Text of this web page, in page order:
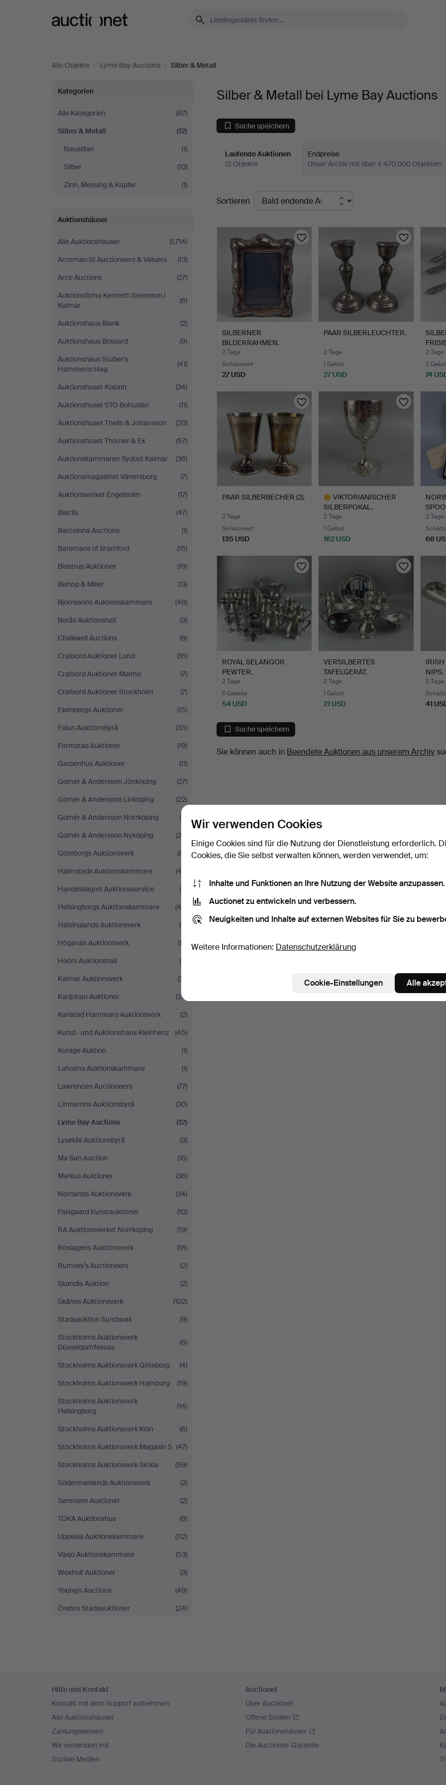
Alle Objekte / Lyme Bay Auctions / Silber & Metall
Silber
&
Metall
bei
Lyme
Bay
Auctions
Kategorien
Alle Kategorien
(87)
Silber & Metall
(12)
Neusilber
(1)
Silber
(10)
Zinn, Messing & Kupfer
(1)
Auktionshäuser
Alle Auktionshäuser
(1.714)
Acreman St Auctioneers & Valuers
(13)
Arce Auctions
(27)
Auktionsfirma Kenneth Svensson i
Kalmar
(6)
Auktionshaus Blank
(2)
Auktionshaus Bossard
(9)
Auktionshaus Stuber's
Hammerschlag
(41)
Auktionshuset Kolonn
(34)
Auktionshuset STO Bohuslän
(11)
Auktionshuset Thelin & Johansson
(20)
Auktionshuset Thörner & Ek
(57)
Auktionskammaren Sydost Kalmar
(36)
Auktionsmagasinet Vänersborg
(7)
Auktionsverket Engelholm
(17)
Balclis
(47)
Barcelona Auctions
(1)
Batemans of Stamford
(15)
Bidstrup Auktioner
(19)
Bishop & Miller
(13)
Björnssons Auktionskammare
(48)
Borås Auktionshall
(3)
Chalkwell Auctions
(8)
Crafoord Auktioner Lund
(16)
Crafoord Auktioner Malmö
(7)
Crafoord Auktioner Stockholm
(7)
Ekenbergs Auktioner
(15)
Falun Auktionsbyrå
(35)
Formstad Auktioner
(19)
Garpenhus Auktioner
(11)
Gomér & Andersson Jönköping
(27)
Gomér & Andersson Linköping
(22)
Gomér & Andersson Norrköping
(9)
Gomér & Andersson Nyköping
(24)
Göteborgs Auktionsverk
(81)
Halmstads Auktionskammare
(42)
Handelslagret Auktionsservice
(4)
Helsingborgs Auktionskammare
(46)
Hälsinglands Auktionsverk
(11)
Höganäs Auktionsverk
(13)
Höörs Auktionshall
(5)
Kalmar Auktionsverk
(31)
Karljohan Auktioner
(28)
Karlstad Hammarö Auktionsverk
(2)
Kunst- und Auktionshaus Kleinhenz
(45)
Kurage Auktion
(1)
Laholms Auktionskammare
(1)
Lawrences Auctioneers
(77)
Limhamns Auktionsbyrå
(30)
Lyme Bay Auctions
(12)
Lysekils Auktionsbyrå
(3)
Ma San Auction
(16)
Markus Auktioner
(36)
Norrlands Auktionsverk
(34)
Palsgaard Kunstauktioner
(10)
RA Auktionsverket Norrköping
(19)
Roslagens Auktionsverk
(18)
Rumsey’s Auctioneers
(2)
Skandia Auktion
(2)
Skånes Auktionsverk
(102)
Stadsauktion Sundsvall
(9)
Stockholms Auktionsverk
Düsseldorf/Neuss
(6)
Stockholms Auktionsverk Göteborg
(4)
Stockholms Auktionsverk Hamburg
(19)
Stockholms Auktionsverk
Helsingborg
(14)
Stockholms Auktionsverk Köln
(6)
Stockholms Auktionsverk Magasin 5 (47)
Stockholms Auktionsverk Sickla
(59)
Södermanlands Auktionsverk
(2)
Sørensen Auktioner
(2)
TOKA Auktionshus
(8)
Uppsala Auktionskammare
(112)
Växjö Auktionskammare
(53)
Woxholt Auktioner
(3)
Young's Auctions
(49)
Örebro Stadsauktioner
(24)
Silber & Metall bei Lyme Bay Auctions
Suche speichern
Laufende Auktionen
12 Objekte
Endpreise
Unser Archiv mit über 4 470 000 Objekten
Laufende
Auktionen
Sortieren
SILBERNER
BILDERRAHMEN.
2 Tage
Schätzwert
27 USD
PAAR SILBERLEUCHTER.
2 Tage
1 Gebot
27 USD
2 Tage
2
74
PAAR SILBERBECHER (2).
2 Tage
Schätzwert
135 USD
VIKTORIANISCHER
SILBERPOKAL.
2 Tage
1 Gebot
162 USD
2 Tage
68
ROYAL SELANGOR
PEWTER.
2 Tage
6 Gebote
54 USD
VERSILBERTES
TAFELGERÄT.
2 Tage
1 Gebot
21 USD
IRISH
NIPS.
2 Tage
41
Suche speichern
Sie können auch in Beendete Auktionen aus unserem Archiv
Navigation
Hilfe und Kontakt
Kontakt mit dem Support aufnehmen
Alle Auktionshäuser
Zahlungsweisen
Wir versenden mit
Soziale Medien
Auctionet
Über Auctionet
Offene Stellen
Für Auktionshäuser
Die Auctionet-Garantie
Wir verwenden Cookies
Einige Cookies sind für die Nutzung der Dienstleistung erforderlich.
Cookies, die Sie selbst verwalten können, werden verwendet, um:
Inhalte und Funktionen an Ihre Nutzung der Website anzupassen.
Auctionet zu entwickeln und verbessern.
Neuigkeiten und Inhalte auf externen Websites für Sie zu
Weitere Informationen: Datenschutzerklärung
Cookie-Einstellungen Alle